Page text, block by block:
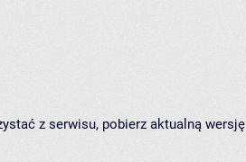
z serwisu, pobierz aktualną wersję